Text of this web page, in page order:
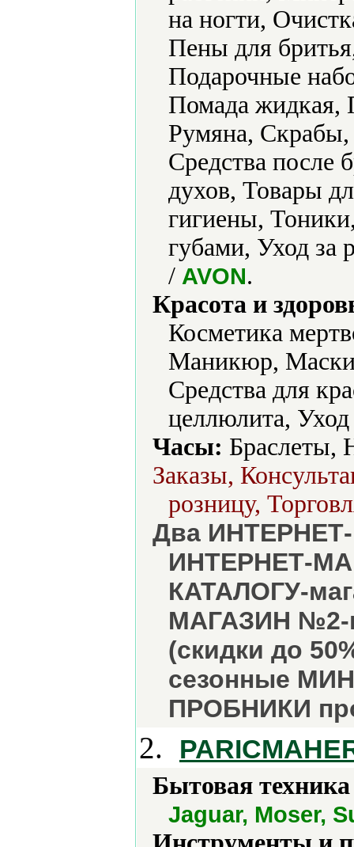
на ногти,
Пены для
Подарочные
Помада жидкая,
Румяна, Скрабы,
Средства после
духов, Товары
гигиены,
губами, Уход
/ AVON.
Красота и
Косметика
Маникюр, Маски
Средства для
целлюлита,
Часы: Браслеты,
Заказы,
розницу,
Два
ИНТЕРНЕТ-
КАТАЛОГУ-
МАГАЗИН №2-
(скидки до
сезонные
ПРОБНИКИ
2.
Бытовая
Jaguar, Moser,